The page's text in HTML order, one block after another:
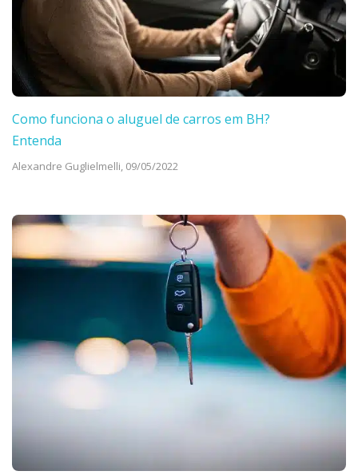
Como funciona o aluguel de carros em BH?
Entenda
Alexandre Guglielmelli, 09/05/2022